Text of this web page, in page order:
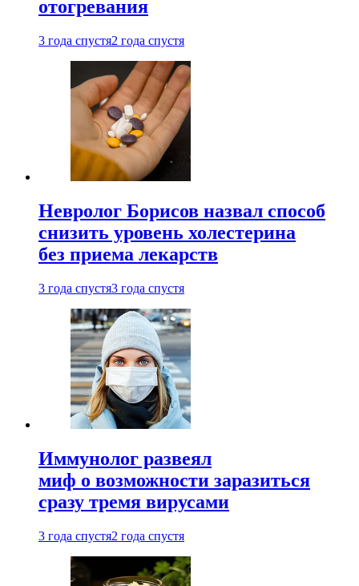
отогревания
3 года спустя2 года спустя
Невролог Борисов назвал способ
снизить уровень холестерина
без приема лекарств
3 года спустя3 года спустя
Иммунолог развеял
миф о возможности заразиться
сразу тремя вирусами
3 года спустя2 года спустя